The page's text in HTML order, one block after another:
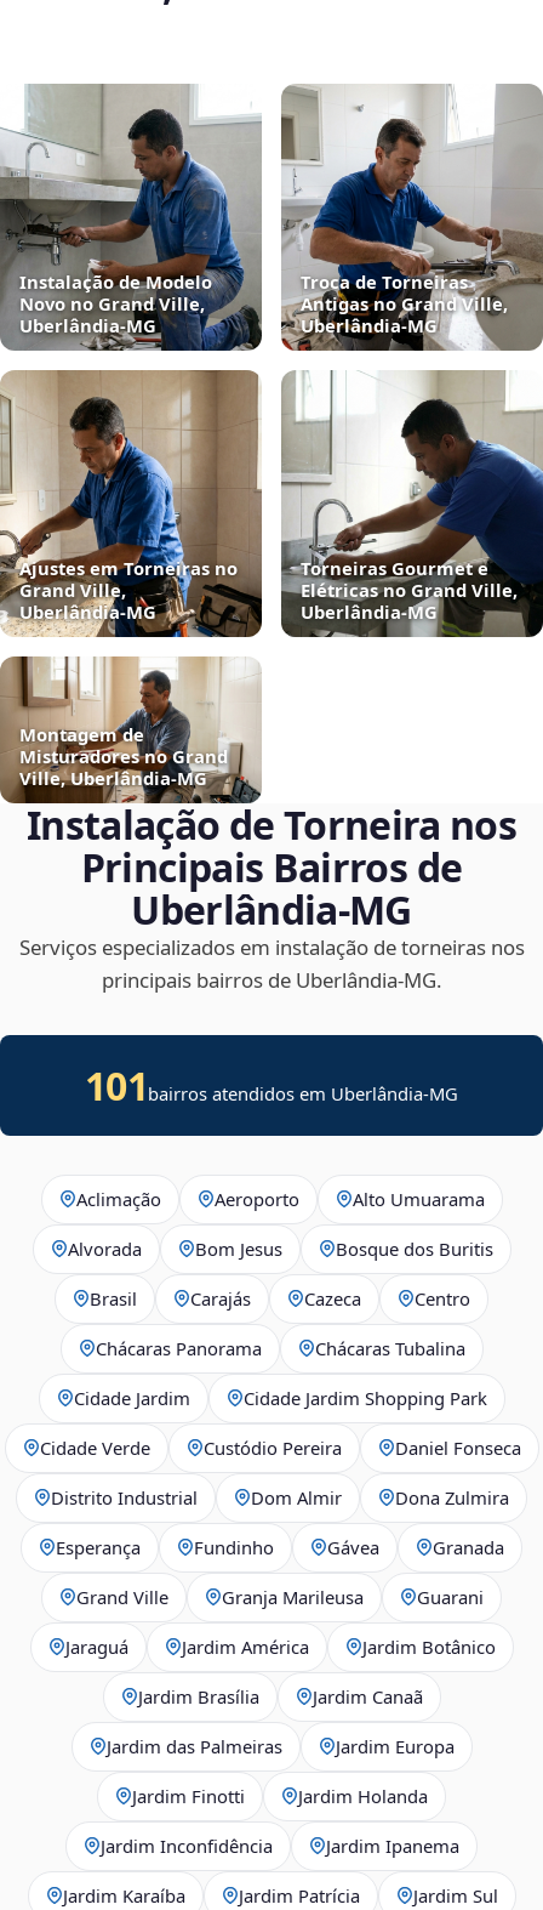
Instalação de Modelo
Novo no Grand Ville,
Uberlândia‑MG
Troca de Torneiras
Antigas no Grand Ville,
Uberlândia‑MG
Ajustes em Torneiras no
Grand Ville,
Uberlândia‑MG
Torneiras Gourmet e
Elétricas no Grand Ville,
Uberlândia‑MG
Montagem de
Misturadores no Grand
Ville, Uberlândia‑MG
Instalação de Torneira nos
Principais Bairros de
Uberlândia‑MG
Serviços especializados em instalação de torneiras nos
principais bairros de Uberlândia‑MG.
101 bairros atendidos em Uberlândia-MG
Aclimação Aeroporto Alto Umuarama
Alvorada Bom Jesus Bosque dos Buritis
Brasil Carajás Cazeca Centro
Chácaras Panorama Chácaras Tubalina
Cidade Jardim Cidade Jardim Shopping Park
Cidade Verde Custódio Pereira Daniel Fonseca
Distrito Industrial Dom Almir Dona Zulmira
Esperança Fundinho Gávea Granada
Grand Ville Granja Marileusa Guarani
Jaraguá Jardim América Jardim Botânico
Jardim Brasília Jardim Canaã
Jardim das Palmeiras Jardim Europa
Jardim Finotti Jardim Holanda
Jardim Inconfidência Jardim Ipanema
Jardim Karaíba Jardim Patrícia Jardim Sul